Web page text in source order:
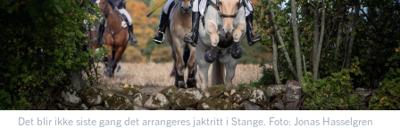
Det blir ikke siste gang det arrangeres jaktritt i Stange. Foto: Jonas Hasselgren